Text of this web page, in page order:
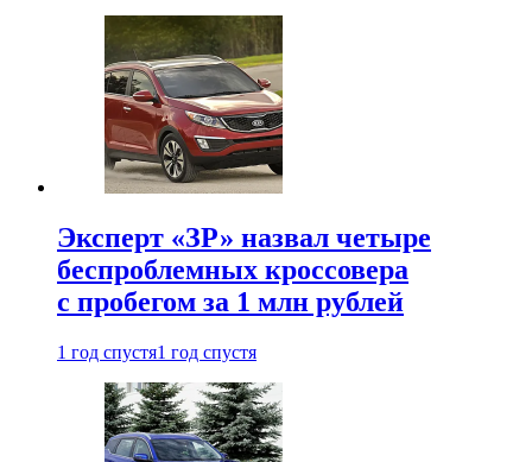
Эксперт «ЗР» назвал четыре
беспроблемных кроссовера
с пробегом за 1 млн рублей
1 год спустя1 год спустя